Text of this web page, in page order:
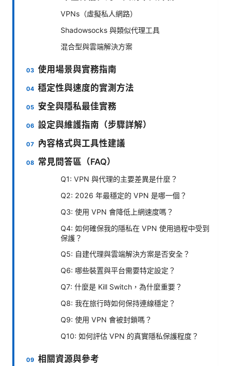
VPNs（虛擬私人網路）
Shadowsocks 與類似代理工具
混合型與雲端解決方案
使用場景與實務指南
穩定性與速度的實測方法
安全與隱私最佳實務
設定與維護指南（步驟詳解）
內容格式與工具性建議
常見問答區（FAQ）
Q1: VPN 與代理的主要差異是什麼？
Q2: 2026 年最穩定的 VPN 是哪一個？
Q3: 使用 VPN 會降低上網速度嗎？
Q4: 如何確保我的隱私在 VPN 使用過程中受到
保護？
Q5: 自建代理與雲端解決方案是否安全？
Q6: 哪些裝置與平台需要特定設定？
Q7: 什麼是 Kill Switch，為什麼重要？
Q8: 我在旅行時如何保持連線穩定？
Q9: 使用 VPN 會被封鎖嗎？
Q10: 如何評估 VPN 的真實隱私保護程度？
相關資源與參考